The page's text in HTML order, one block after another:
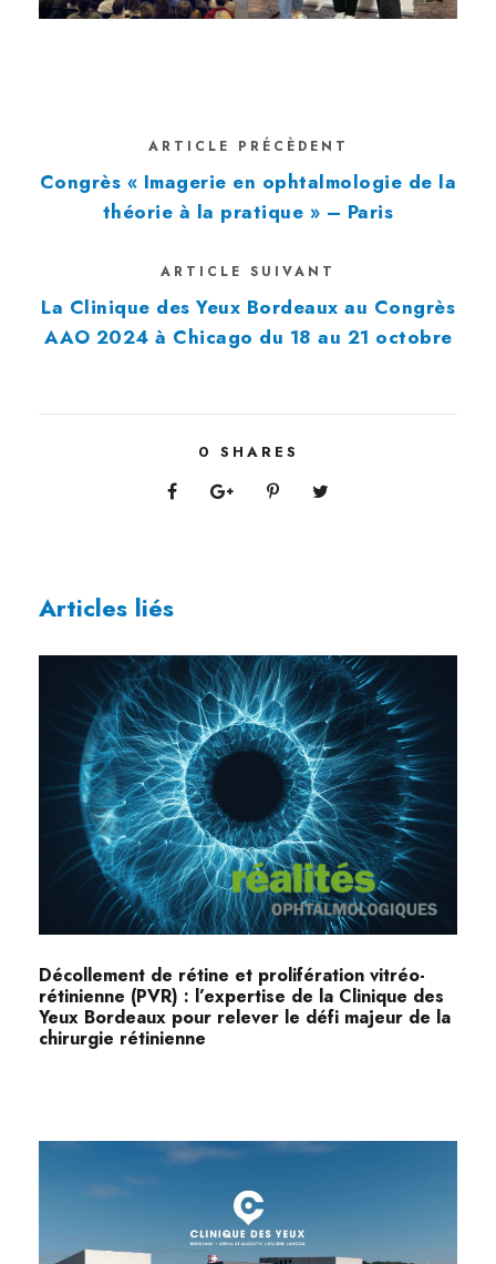
ARTICLE PRÉCÈDENT
Congrès « Imagerie en ophtalmologie de la
théorie à la pratique » – Paris
ARTICLE SUIVANT
La Clinique des Yeux Bordeaux au Congrès
AAO 2024 à Chicago du 18 au 21 octobre
0 SHARES
Articles liés
Décollement de rétine et prolifération vitréo-
rétinienne (PVR) : l’expertise de la Clinique des
Yeux Bordeaux pour relever le défi majeur de la
chirurgie rétinienne